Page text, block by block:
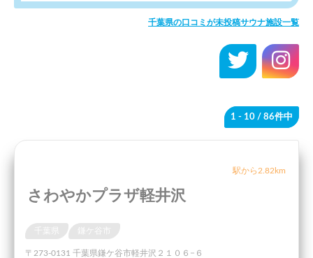
千葉県の口コミが未投稿サウナ施設一覧
1 - 10 / 86件中
駅から2.82km
さわやかプラザ軽井沢
千葉県 鎌ケ谷市
〒273-0131 千葉県鎌ケ谷市軽井沢２１０６−６